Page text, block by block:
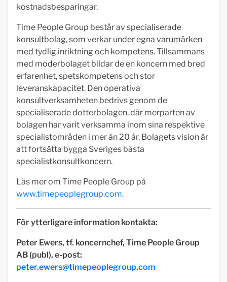
kostnadsbesparingar.
Time People Group består av specialiserade
konsultbolag, som verkar under egna varumärken
med tydlig inriktning och kompetens. Tillsammans
med moderbolaget bildar de en koncern med bred
erfarenhet, spetskompetens och stor
leveranskapacitet. Den operativa
konsultverksamheten bedrivs genom de
specialiserade dotterbolagen, där merparten av
bolagen har varit verksamma inom sina respektive
specialistområden i mer än 20 år. Bolagets vision är
att fortsätta bygga Sveriges bästa
specialistkonsultkoncern.
Läs mer om Time People Group på
www.timepeoplegroup.com.
För ytterligare information kontakta:
Peter Ewers, tf. koncernchef, Time People Group
AB (publ), e-post:
peter.ewers@timepeoplegroup.com